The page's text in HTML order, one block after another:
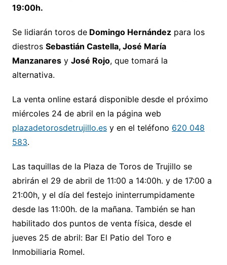
19:00h.
Se lidiarán toros deDomingo Hernándezpara los
diestros Sebastián Castella, José María
Manzanaresy José Rojo, que tomará la
alternativa.
La venta online estará disponible desde el próximo
miércoles 24 de abril en la página web
plazadetorosdetrujillo.esy en el teléfono 620 048
583.
Las taquillas de la Plaza de Toros de Trujillo se
abrirán el 29 de abril de 11:00 a 14:00h. y de 17:00 a
21:00h, y el día del festejo ininterrumpidamente
desde las 11:00h. de la mañana. También se han
habilitado dos puntos de venta física, desde el
jueves 25 de abril: Bar El Patio del Toro e
Inmobiliaria Romel.